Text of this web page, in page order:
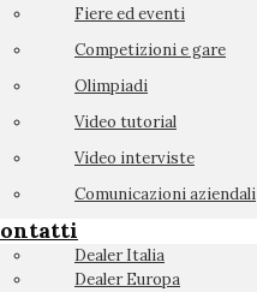
Fiere ed eventi
Competizioni e gare
Olimpiadi
Video tutorial
Video interviste
Comunicazioni aziendali
Dealer Italia
Dealer Europa